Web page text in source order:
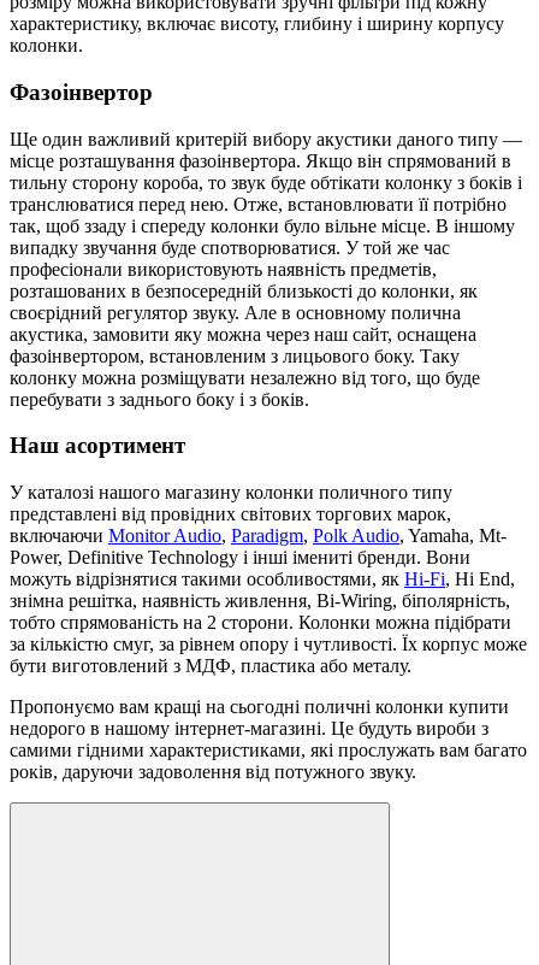
характеристику, включає висоту, глибину і ширину корпусу
колонки.
Фазоінвертор
Ще один важливий критерій вибору акустики даного типу —
місце розташування фазоінвертора. Якщо він спрямований в
тильну сторону короба, то звук буде обтікати колонку з боків і
транслюватися перед нею. Отже, встановлювати її потрібно
так, щоб ззаду і спереду колонки було вільне місце. В іншому
випадку звучання буде спотворюватися. У той же час
професіонали використовують наявність предметів,
розташованих в безпосередній близькості до колонки, як
своєрідний регулятор звуку. Але в основному полична
акустика, замовити яку можна через наш сайт, оснащена
фазоінвертором, встановленим з лицьового боку. Таку
колонку можна розміщувати незалежно від того, що буде
перебувати з заднього боку і з боків.
Наш асортимент
У каталозі нашого магазину колонки поличного типу
представлені від провідних світових торгових марок,
включаючи Monitor Audio, Paradigm, Polk Audio, Yamaha, Mt-
Power, Definitive Technology і інші імениті бренди. Вони
можуть відрізнятися такими особливостями, як Hi-Fi, Hi End,
знімна решітка, наявність живлення, Bi-Wiring, біполярність,
тобто спрямованість на 2 сторони. Колонки можна підібрати
за кількістю смуг, за рівнем опору і чутливості. Їх корпус може
бути виготовлений з МДФ, пластика або металу.
Пропонуємо вам кращі на сьогодні поличні колонки купити
недорого в нашому інтернет-магазині. Це будуть вироби з
самими гідними характеристиками, які прослужать вам багато
років, даруючи задоволення від потужного звуку.